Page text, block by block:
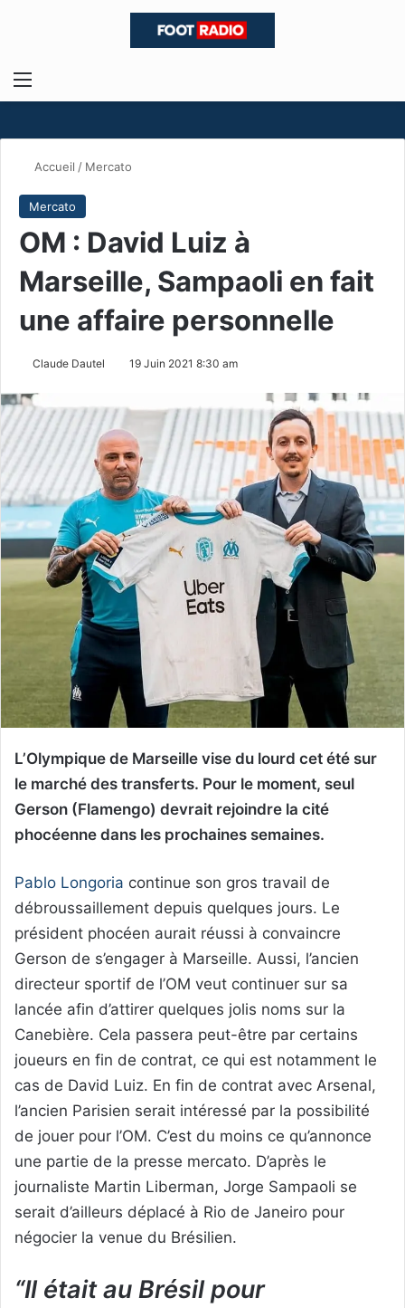
Menu
Accueil / Mercato
Mercato
OM : David Luiz à
Marseille, Sampaoli en fait
une affaire personnelle
Claude Dautel 19 Juin 2021 8:30 am
L’Olympique de Marseille vise du lourd cet été sur
le marché des transferts. Pour le moment, seul
Gerson (Flamengo) devrait rejoindre la cité
phocéenne dans les prochaines semaines.
Pablo Longoria continue son gros travail de
débroussaillement depuis quelques jours. Le
président phocéen aurait réussi à convaincre
Gerson de s’engager à Marseille. Aussi, l’ancien
directeur sportif de l’OM veut continuer sur sa
lancée afin d’attirer quelques jolis noms sur la
Canebière. Cela passera peut-être par certains
joueurs en fin de contrat, ce qui est notamment le
cas de David Luiz. En fin de contrat avec Arsenal,
l’ancien Parisien serait intéressé par la possibilité
de jouer pour l’OM. C’est du moins ce qu’annonce
une partie de la presse mercato. D’après le
journaliste Martin Liberman, Jorge Sampaoli se
serait d’ailleurs déplacé à Rio de Janeiro pour
négocier la venue du Brésilien.
“Il était au Brésil pour